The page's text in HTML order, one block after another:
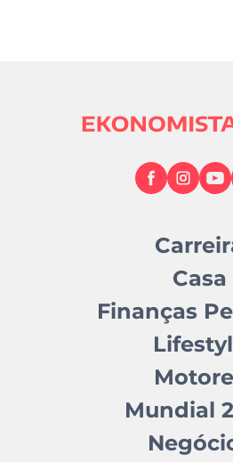
Casa
Finanças
Mundial